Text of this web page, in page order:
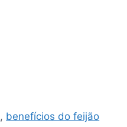
, benefícios do feijão